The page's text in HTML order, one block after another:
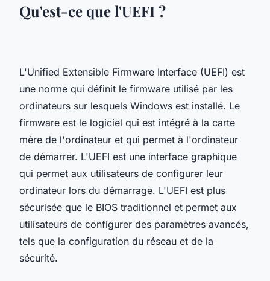
Qu'est-ce que l'UEFI ?
L'Unified Extensible Firmware Interface (UEFI) est
une norme qui définit le firmware utilisé par les
ordinateurs sur lesquels Windows est installé. Le
firmware est le logiciel qui est intégré à la carte
mère de l'ordinateur et qui permet à l'ordinateur
de démarrer. L'UEFI est une interface graphique
qui permet aux utilisateurs de configurer leur
ordinateur lors du démarrage. L'UEFI est plus
sécurisée que le BIOS traditionnel et permet aux
utilisateurs de configurer des paramètres avancés,
tels que la configuration du réseau et de la
sécurité.